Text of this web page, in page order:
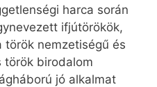
harca során
ifjútörökök,
török nemzetiségű és
török birodalom
jó alkalmat